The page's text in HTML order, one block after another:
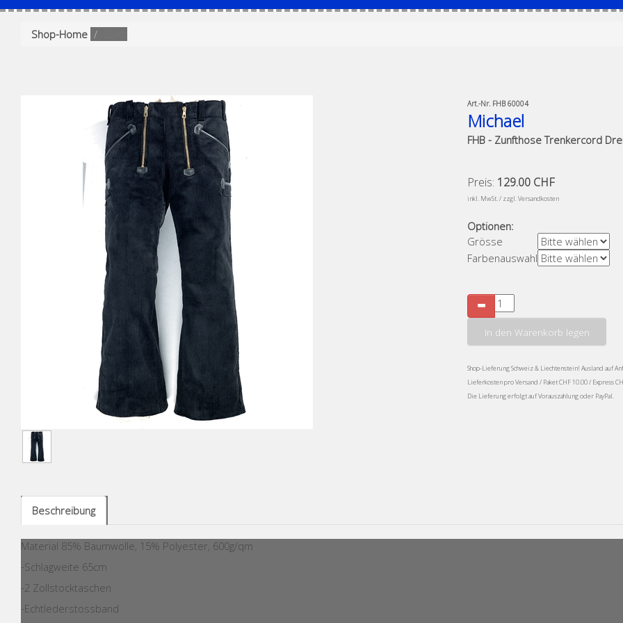
Shop-Home
Art.-Nr. FHB 60004
Michael
FHB - Zunfthose Trenkercord
Preis: 129.00 CHF
inkl. MwSt. / zzgl. Versandkosten
Optionen:
Grösse
Farbenauswahl
In den Warenkorb legen
Shop-Lieferung Schweiz & Liechtenstein! Ausland auf
Lieferkosten pro Versand / Paket CHF 10.00 / Express
Die Lieferung erfolgt auf Vorauszahlung oder PayPal.
Beschreibung
Material 85% Baumwolle, 15% Polyester, 600g/qm
-Schlagweite 65cm
-2 Zollstocktaschen
-Echtlederstossband